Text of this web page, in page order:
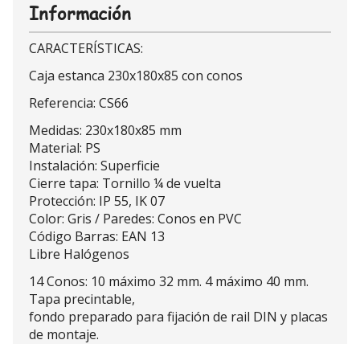
Información
CARACTERÍSTICAS:
Caja estanca 230x180x85 con conos
Referencia: CS66
Medidas: 230x180x85 mm
Material: PS
Instalación: Superficie
Cierre tapa: Tornillo ¼ de vuelta
Protección: IP 55, IK 07
Color: Gris / Paredes: Conos en PVC
Código Barras: EAN 13
Libre Halógenos
14 Conos: 10 máximo 32 mm. 4 máximo 40 mm.
Tapa precintable,
fondo preparado para fijación de rail DIN y placas
de montaje.